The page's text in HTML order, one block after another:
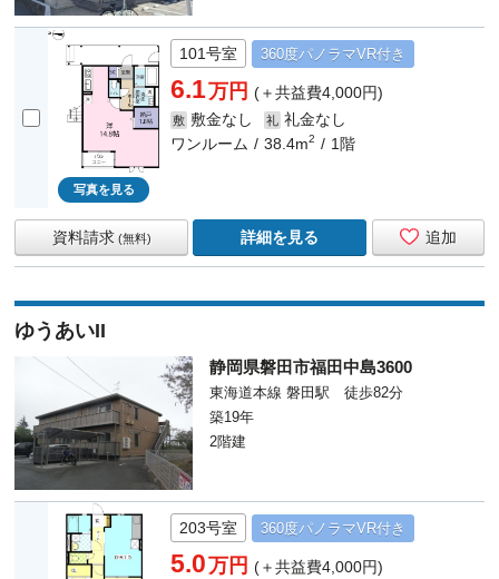
写真を見る
101号室 360度パノラマVR付き
6.1万円(＋共益費4,000円)
敷 敷金なし 礼 礼金なし
ワンルーム
38.4m2 1階
追加
資料請求 (無料) 詳細を見る
ゆうあいII
静岡県磐田市福田中島3600
東海道本線 磐田駅 徒歩82分
築19年
2階建
203号室 360度パノラマVR付き
5.0万円(＋共益費4,000円)